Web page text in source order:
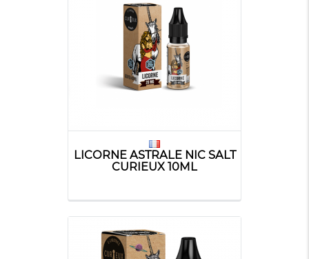
LICORNE ASTRALE NIC SALT
CURIEUX 10ML